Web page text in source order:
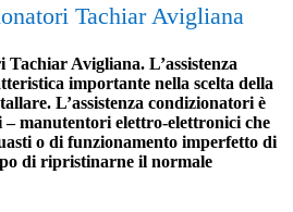
Tachiar Avigliana
Avigliana. L’assistenza
importante nella scelta della
L’assistenza condizionatori è
– manutentori elettro-elettronici che
o di funzionamento imperfetto di
di ripristinarne il normale